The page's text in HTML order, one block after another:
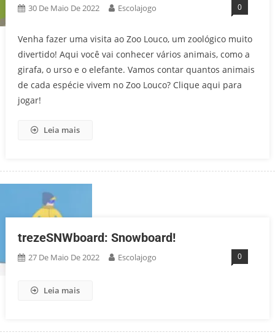
30 De Maio De 2022 Escolajogo 0
Venha fazer uma visita ao Zoo Louco, um zoológico muito
divertido! Aqui você vai conhecer vários animais, como a
girafa, o urso e o elefante. Vamos contar quantos animais
de cada espécie vivem no Zoo Louco? Clique aqui para
jogar!
Leia mais
trezeSNWboard: Snowboard!
27 De Maio De 2022 Escolajogo 0
Leia mais